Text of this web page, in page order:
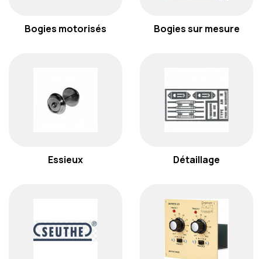
Bogies motorisés Bogies sur mesure
Essieux Détaillage